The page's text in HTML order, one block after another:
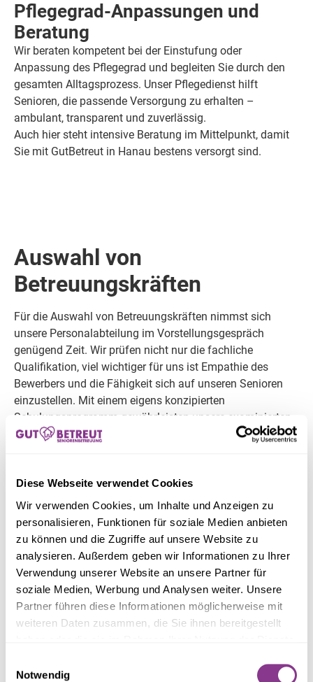
Diese Webseite verwendet Cookies
Wir verwenden Cookies, um Inhalte und Anzeigen zu
personalisieren, Funktionen für soziale Medien anbieten
zu können und die Zugriffe auf unsere Website zu
analysieren. Außerdem geben wir Informationen zu Ihrer
Verwendung unserer Website an unsere Partner für
soziale Medien, Werbung und Analysen weiter. Unsere
Partner führen diese Informationen möglicherweise mit
weiteren Daten zusammen, die Sie ihnen bereitgestellt
Notwendig
Pflegegrad-Anpassungen und
Beratung
Wir beraten kompetent bei der Einstufung oder
Anpassung des Pflegegrad und begleiten Sie durch den
gesamten Alltagsprozess. Unser Pflegedienst hilft
Senioren, die passende Versorgung zu erhalten –
ambulant, transparent und zuverlässig.
Auch hier steht intensive Beratung im Mittelpunkt, damit
Sie mit GutBetreut in Hanau bestens versorgt sind.
Auswahl von
Betreuungskräften
Für die Auswahl von Betreuungskräften nimmst sich
unsere Personalabteilung im Vorstellungsgespräch
genügend Zeit. Wir prüfen nicht nur die fachliche
Qualifikation, viel wichtiger für uns ist Empathie des
Bewerbers und die Fähigkeit sich auf unseren Senioren
einzustellen. Mit einem eigens konzipierten
Schulungsprogramm gewährleisten unsere examinierten
Pflegefachkräfte die Qualität Ihrer Versorgung.